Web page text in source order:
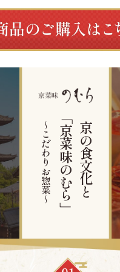
京の食文化と
「京菜味のむら」
～こだわりお惣菜～